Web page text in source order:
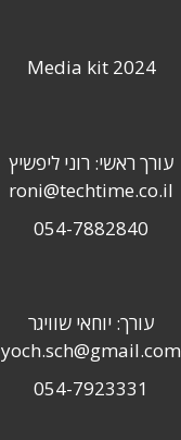
Media kit 2024
עורך ראשי: רוני ליפשיץ
roni@techtime.co.il
054-7882840
עורך: יוחאי שוויגר
yoch.sch@gmail.com
054-7923331